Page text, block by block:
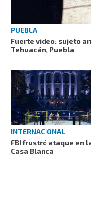
PUEBLA
Fuerte video: sujeto
Tehuacán, Puebla
INTERNACIONAL
FBI frustró ataque en
Casa Blanca